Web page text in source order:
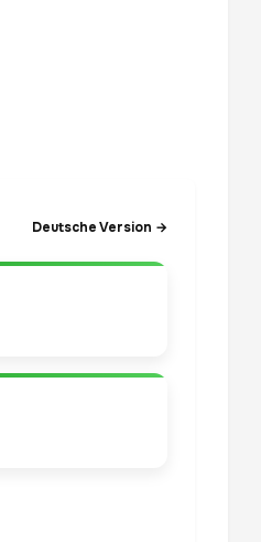
Deutsche Version →